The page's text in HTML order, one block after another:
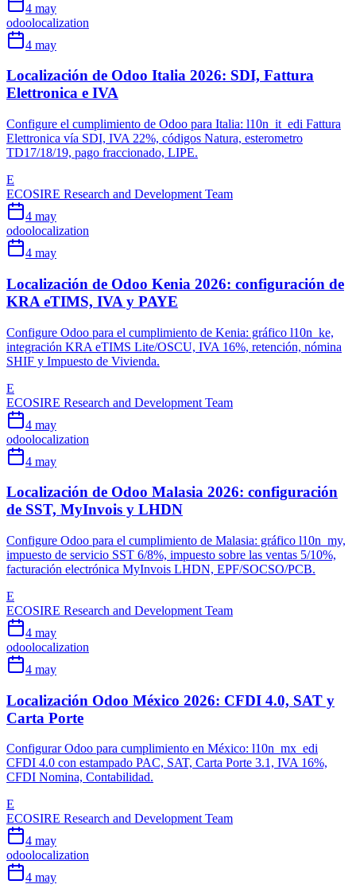
4 may
odoolocalization
4 may
Localización de Odoo Italia 2026: SDI, Fattura
Elettronica e IVA
Configure el cumplimiento de Odoo para Italia: l10n_it_edi Fattura
Elettronica vía SDI, IVA 22%, códigos Natura, esterometro
TD17/18/19, pago fraccionado, LIPE.
E
ECOSIRE Research and Development Team
4 may
odoolocalization
4 may
Localización de Odoo Kenia 2026: configuración de
KRA eTIMS, IVA y PAYE
Configure Odoo para el cumplimiento de Kenia: gráfico l10n_ke,
integración KRA eTIMS Lite/OSCU, IVA 16%, retención, nómina
SHIF y Impuesto de Vivienda.
E
ECOSIRE Research and Development Team
4 may
odoolocalization
4 may
Localización de Odoo Malasia 2026: configuración
de SST, MyInvois y LHDN
Configure Odoo para el cumplimiento de Malasia: gráfico l10n_my,
impuesto de servicio SST 6/8%, impuesto sobre las ventas 5/10%,
facturación electrónica MyInvois LHDN, EPF/SOCSO/PCB.
E
ECOSIRE Research and Development Team
4 may
odoolocalization
4 may
Localización Odoo México 2026: CFDI 4.0, SAT y
Carta Porte
Configurar Odoo para cumplimiento en México: l10n_mx_edi
CFDI 4.0 con estampado PAC, SAT, Carta Porte 3.1, IVA 16%,
CFDI Nomina, Contabilidad.
E
ECOSIRE Research and Development Team
4 may
odoolocalization
4 may